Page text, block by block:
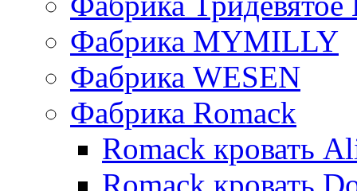
Фабрика MYMILLY
Фабрика WESEN
Фабрика Romack
Romack кровать